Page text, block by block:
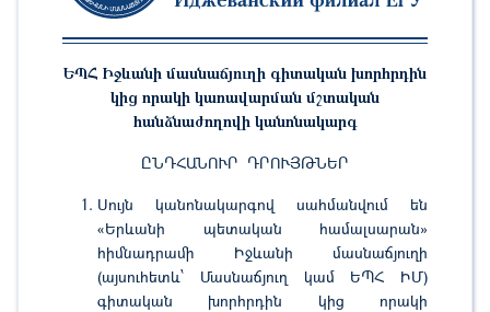
ԵՊՀ Իջևանի մասնաճյուղի գիտական խորհրդին
կից որակի կառավարման մշտական
հանձնաժողովի կանոնակարգ
ԸՆԴՀԱՆՈՒՐ ԴՐՈՒՅԹՆԵՐ
Սույն կանոնակարգով սահմանվում են
«Երևանի պետական համալսարան»
հիմնադրամի Իջևանի մասնաճյուղի
(այսուհետև՝ Մասնաճյուղ կամ ԵՊՀ ԻՄ)
գիտական խորհրդին կից որակի